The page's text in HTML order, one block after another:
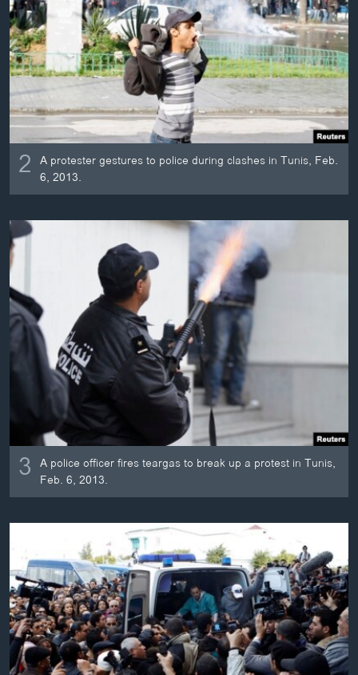
2 A protester gestures to police during clashes in Tunis, Feb.
6, 2013.
3 A police officer fires teargas to break up a protest in Tunis,
Feb. 6, 2013.